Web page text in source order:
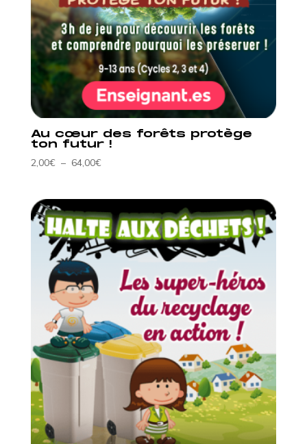
Au cœur des forêts protège
ton futur !
2,00€ – 64,00€Plage
2,00€
à
64,00€